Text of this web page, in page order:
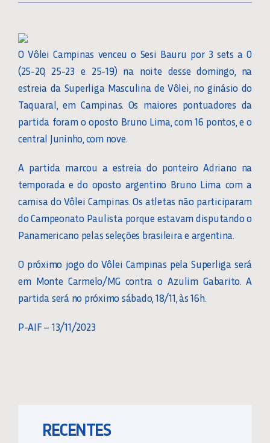
O Vôlei Campinas venceu o Sesi Bauru por 3 sets a 0
(25-20, 25-23 e 25-19) na noite desse domingo, na
estreia da Superliga Masculina de Vôlei, no ginásio do
Taquaral, em Campinas. Os maiores pontuadores da
partida foram o oposto Bruno Lima, com 16 pontos, e o
central Juninho, com nove.
A partida marcou a estreia do ponteiro Adriano na
temporada e do oposto argentino Bruno Lima com a
camisa do Vôlei Campinas. Os atletas não participaram
do Campeonato Paulista porque estavam disputando o
Panamericano pelas seleções brasileira e argentina.
O próximo jogo do Vôlei Campinas pela Superliga será
em Monte Carmelo/MG contra o Azulim Gabarito. A
partida será no próximo sábado, 18/11, às 16h.
P-AIF – 13/11/2023
RECENTES